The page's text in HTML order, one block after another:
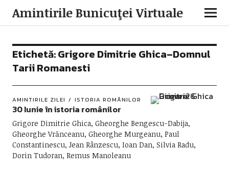
Amintirile Bunicuţei Virtuale
Etichetă:Grigore Dimitrie Ghica–Domnul
Tarii Romanesti
AMINTIRILE ZILEI ISTORIA ROMÂNILOR
30 Iunie în istoria românilor
Grigore Dimitrie Ghica, Gheorghe Bengescu-Dabija,
Gheorghe Vrănceanu, Gheorghe Murgeanu, Paul
Constantinescu, Jean Rânzescu, Ioan Dan, Silvia Radu,
Dorin Tudoran, Remus Manoleanu